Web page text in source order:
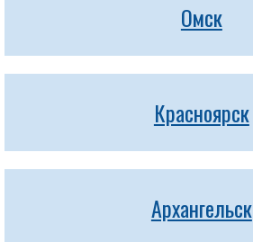
Омск
Красноярск
Архангельск